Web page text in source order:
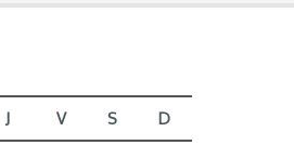
J V S D